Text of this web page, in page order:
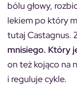
bólu głowy,
lekiem po który
tutaj Castagnus.
mnisiego. Który
on też kojąco na
i reguluje cykle.